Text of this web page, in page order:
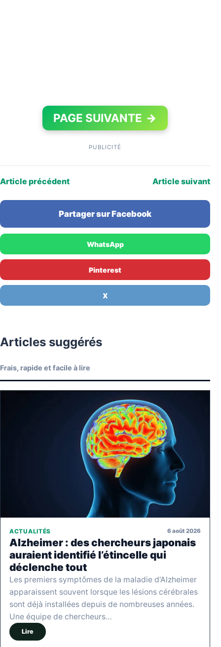
PAGE SUIVANTE →
PUBLICITÉ
Article précédent Article suivant
Partager sur Facebook
WhatsApp
Pinterest
X
Articles suggérés
Frais, rapide et facile à lire
ACTUALITÉS 6 août 2026
Alzheimer : des chercheurs japonais
auraient identifié l’étincelle qui
déclenche tout
Les premiers symptômes de la maladie d'Alzheimer
apparaissent souvent lorsque les lésions cérébrales
sont déjà installées depuis de nombreuses années.
Une équipe de chercheurs…
Lire